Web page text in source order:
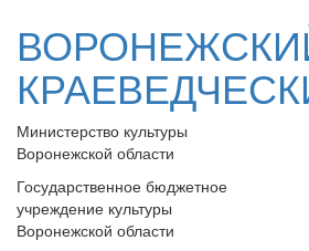
Министерство культуры
Воронежской области
Государственное бюджетное
учреждение культуры
Воронежской области